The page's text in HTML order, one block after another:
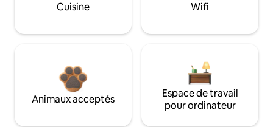
Cuisine Wifi
Animaux acceptés
Espace de travail
pour ordinateur